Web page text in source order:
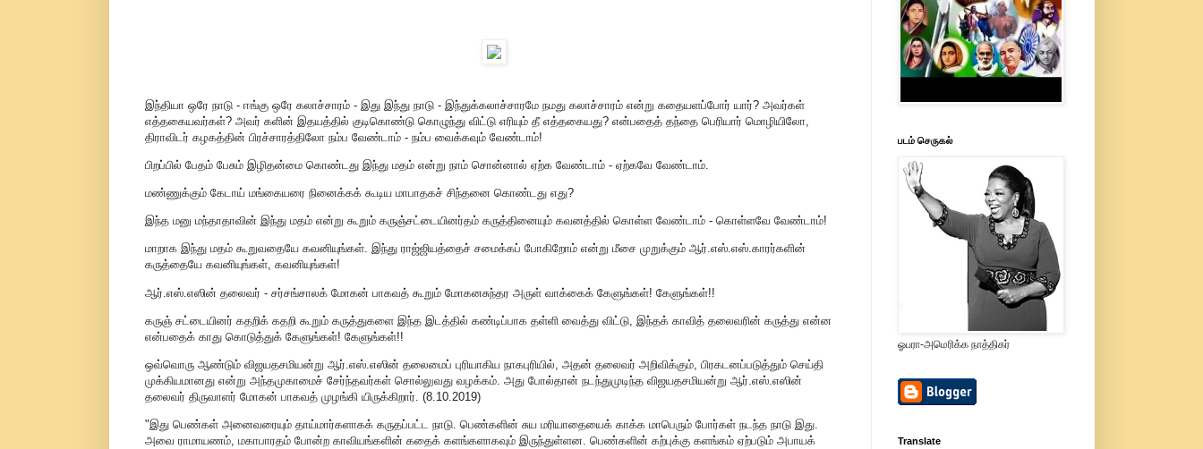
இந்தியா ஒரே நாடு - ஈங்கு ஒரே கலாச்சாரம் - இது இந்து நாடு - இந்துக்கலாச்சாரமே நமது கலாச்சாரம் என்று கதையளப்போர் யார்? அவர்கள்
எத்தகையவர்கள்? அவர் களின் இதயத்தில் குடிகொண்டு கொழுந்து விட்டு எரியும் தீ எத்தகையது? என்பதைத் தந்தை பெரியார் மொழியிலோ,
திராவிடர் கழகத்தின் பிரச்சாரத்திலோ நம்ப வேண்டாம் - நம்ப வைக்கவும் வேண்டாம்!
பிறப்பில் பேதம் பேசும் இழிதன்மை கொண்டது இந்து மதம் என்று நாம் சொன்னால் ஏற்க வேண்டாம் - ஏற்கவே வேண்டாம்.
மண்ணுக்கும் கேடாய் மங்கையரை நினைக்கக் கூடிய மாபாதகச் சிந்தனை கொண்டது எது?
இந்த மனு மந்தாதாவின் இந்து மதம் என்று கூறும் கருஞ்சட்டையினர்தம் கருத்தினையும் கவனத்தில் கொள்ள வேண்டாம் - கொள்ளவே வேண்டாம்!
மாறாக இந்து மதம் கூறுவதையே கவனியுங்கள். இந்து ராஜ்ஜியத்தைச் சமைக்கப் போகிறோம் என்று மீசை முறுக்கும் ஆர்.எஸ்.எஸ்.காரர்களின்
கருத்தையே கவனியுங்கள், கவனியுங்கள்!
ஆர்.எஸ்.எஸின் தலைவர் - சர்சங்சாலக் மோகன் பாகவத் கூறும் மோகனசுந்தர அருள் வாக்கைக் கேளுங்கள்! கேளுங்கள்!!
கருஞ் சட்டையினர் கதறிக் கதறி கூறும் கருத்துகளை இந்த இடத்தில் கண்டிப்பாக தள்ளி வைத்து விட்டு, இந்தக் காவித் தலைவரின் கருத்து என்ன
என்பதைக் காது கொடுத்துக் கேளுங்கள்! கேளுங்கள்!!
ஒவ்வொரு ஆண்டும் விஜயதசமியன்று ஆர்.எஸ்.எஸின் தலைமைப் புரியாகிய நாகபுரியில், அதன் தலைவர் அறிவிக்கும், பிரகடனப்படுத்தும் செய்தி
முக்கியமானது என்று அந்தமுகாமைச் சேர்ந்தவர்கள் சொல்லுவது வழக்கம். அது போல்தான் நடந்துமுடிந்த விஜயதசமியன்று ஆர்.எஸ்.எஸின்
தலைவர் திருவாளர் மோகன் பாகவத் முழங்கி யிருக்கிறார். (8.10.2019)
"இது பெண்கள் அனைவரையும் தாய்மார்களாகக் கருதப்பட்ட நாடு. பெண்களின் சுய மரியாதையைக் காக்க மாபெரும் போர்கள் நடந்த நாடு இது.
அவை ராமாயணம், மகாபாரதம் போன்ற காவியங்களின் கதைக் களங்களாகவும் இருந்துள்ளன. பெண்களின் கற்புக்கு களங்கம் ஏற்படும் அபாயக்
படம் செருகல்
ஓபரா-அமெரிக்க நாத்திகர்
Translate